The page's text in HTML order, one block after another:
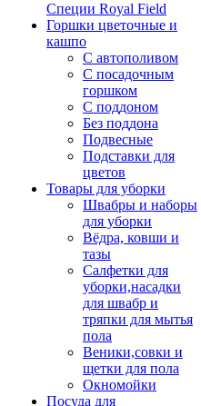
Специи Royal Field
Горшки цветочные и
кашпо
С автополивом
С посадочным
горшком
С поддоном
Без поддона
Подвесные
Подставки для
цветов
Товары для уборки
Швабры и наборы
для уборки
Вёдра, ковши и
тазы
Салфетки для
уборки,насадки
для швабр и
тряпки для мытья
пола
Веники,совки и
щетки для пола
Окномойки
Посуда для